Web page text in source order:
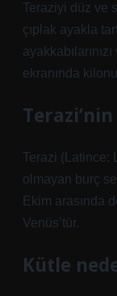
Teraziyi düz ve
çıplak ayakla
ekranında
Terazi (Latince:
olmayan burç
Ekim arasında
Venüs’tür.
Kütle